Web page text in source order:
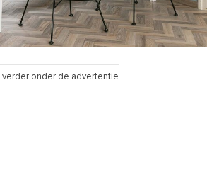
verder onder de advertentie